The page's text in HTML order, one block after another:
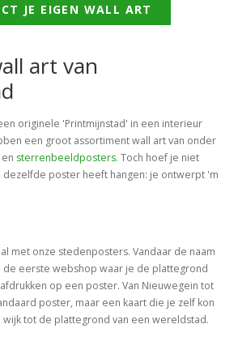
JE EIGEN WALL ART
art van
originele 'Printmijnstad' in een interieur
een groot assortiment wall art van onder
sterrenbeeldposters. Toch hoef je niet
poster heeft hangen: je ontwerpt 'm
met onze stedenposters. Vandaar de naam
de eerste webshop waar je de plattegrond
op een poster. Van Nieuwegein tot
poster, maar een kaart die je zelf kon
wijk tot de plattegrond van een wereldstad.